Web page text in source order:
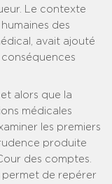
Le contexte
des
avait ajouté
alors que la
médicales
les premiers
produite
des comptes.
permet de repérer